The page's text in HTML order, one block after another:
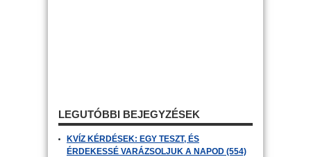
LEGUTÓBBI BEJEGYZÉSEK
KVÍZ KÉRDÉSEK: EGY TESZT, ÉS
ÉRDEKESSÉ VARÁZSOLJUK A NAPOD (554)